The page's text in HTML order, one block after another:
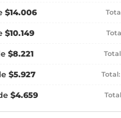
$14.006
$10.149
$8.221
$5.927
$4.659